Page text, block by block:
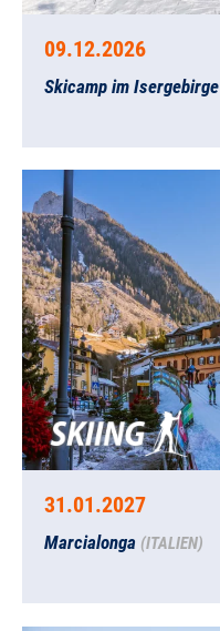
09.12.2026
Skicamp im Isergebirge
31.01.2027
Marcialonga (ITALIEN)